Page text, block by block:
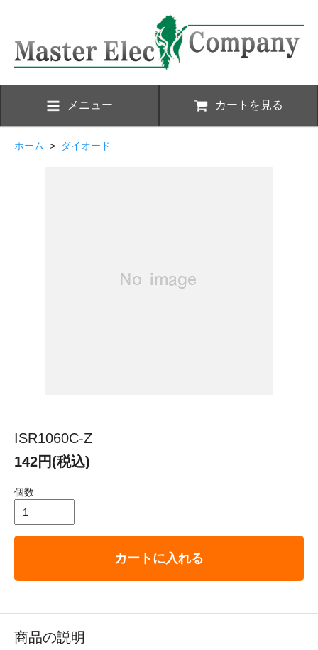
メニュー カートを見る
ホーム > ダイオード
ISR1060C-Z
142円(税込)
個数
カートに入れる
商品の説明